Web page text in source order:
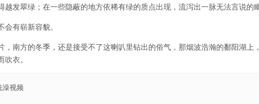
越发翠绿；在一些隐蔽的地方依稀有绿的质点出现，流泻出一脉无法言说的幽
有崭新容貌。
，南方的冬季，还是接受不了这喇叭里钻出的俗气，那烟波浩瀚的鄱阳湖上
衣。
澡视频